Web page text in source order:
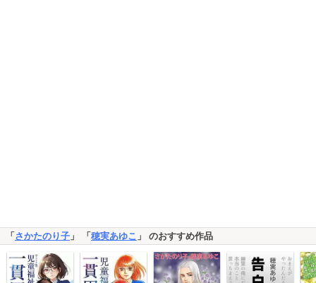
「 さかたのり子 」 「 穂実あゆこ 」 のおすすめ作品